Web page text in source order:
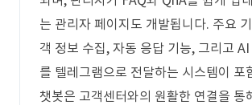
는 관리자 페이지도 개발됩니다. 주요
객 정보 수집, 자동 응답 기능, 그리고
를 텔레그램으로 전달하는 시스템이 포
챗봇은 고객센터와의 원활한 연결을 통